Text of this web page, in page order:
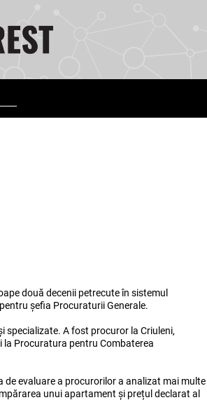
două decenii petrecute în sistemul
șefia Procuraturii Generale.
A fost procuror la Criuleni,
la Procuratura pentru Combaterea
evaluare a procurorilor a analizat mai multe
unui apartament și prețul declarat al